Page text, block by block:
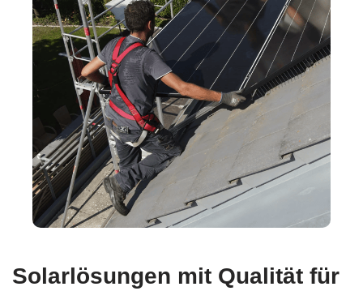
Solarlösungen mit Qualität für